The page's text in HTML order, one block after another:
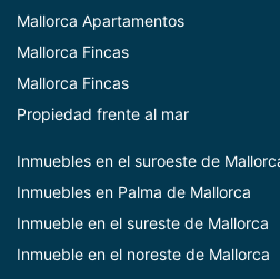
Mallorca Apartamentos
Mallorca Fincas
Mallorca Fincas
Propiedad frente al mar
Inmuebles en el suroeste de
Inmuebles en Palma de Mallorca
Inmueble en el sureste de Mallorca
Inmueble en el noreste de Mallorca